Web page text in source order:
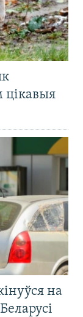
цікавыя
на